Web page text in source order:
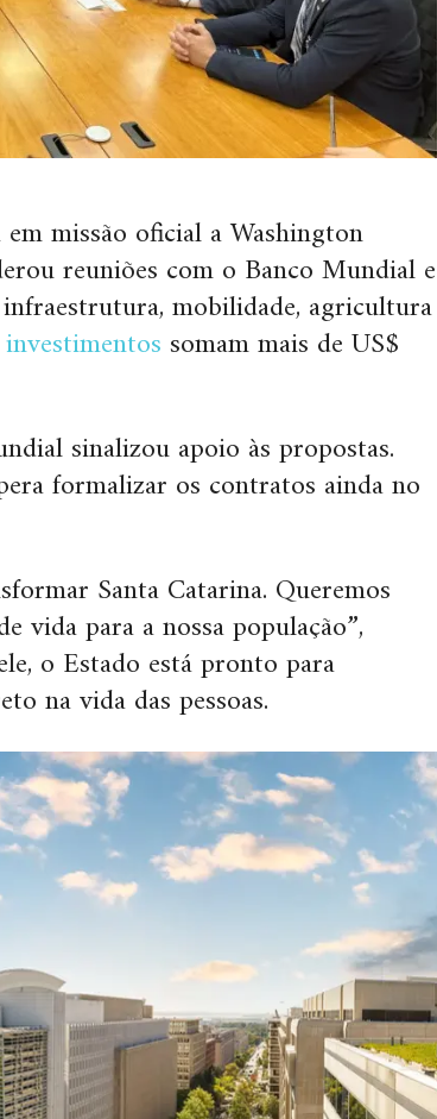
missão oficial a Washington
reuniões com o Banco Mundial e
mobilidade, agricultura
investimentossomam mais de US$
sinalizou apoio às propostas.
formalizar os contratos ainda no
Santa Catarina. Queremos
vida para a nossa população”,
o Estado está pronto para
na vida das pessoas.